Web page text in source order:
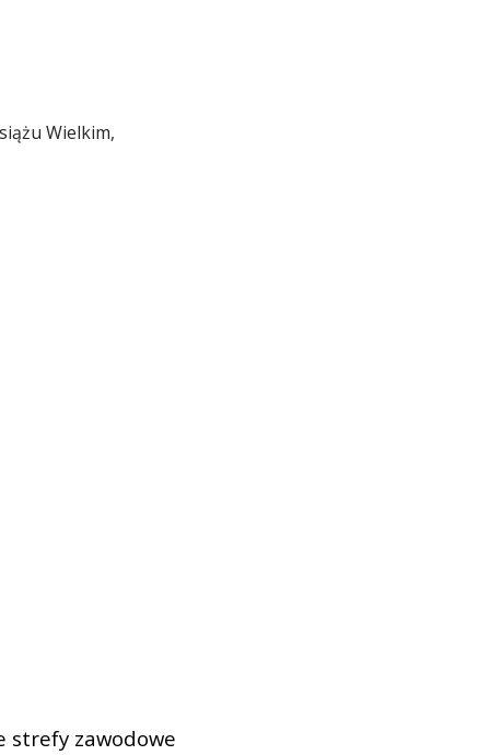
Wielkim,
strefy zawodowe